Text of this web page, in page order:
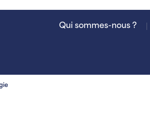
Qui sommes-nous ?